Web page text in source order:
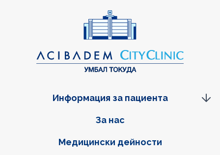
Фуутер навигация
За нас
Медицински дейности
Информация за пациента